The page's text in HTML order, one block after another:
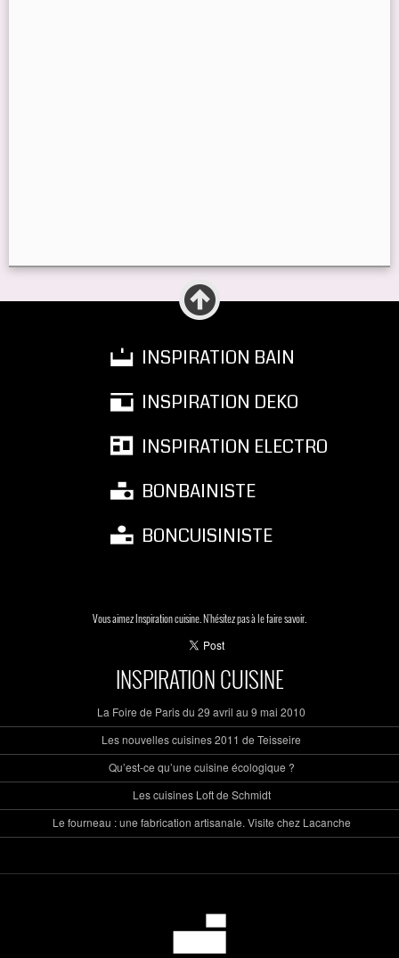
INSPIRATION BAIN
INSPIRATION DEKO
INSPIRATION ELECTRO
BONBAINISTE
BONCUISINISTE
Vous aimez Inspiration cuisine. N'hésitez pas à le faire savoir.
INSPIRATION CUISINE
La Foire de Paris du 29 avril au 9 mai 2010
Les nouvelles cuisines 2011 de Teisseire
Qu’est-ce qu’une cuisine écologique ?
Les cuisines Loft de Schmidt
Le fourneau : une fabrication artisanale. Visite chez Lacanche